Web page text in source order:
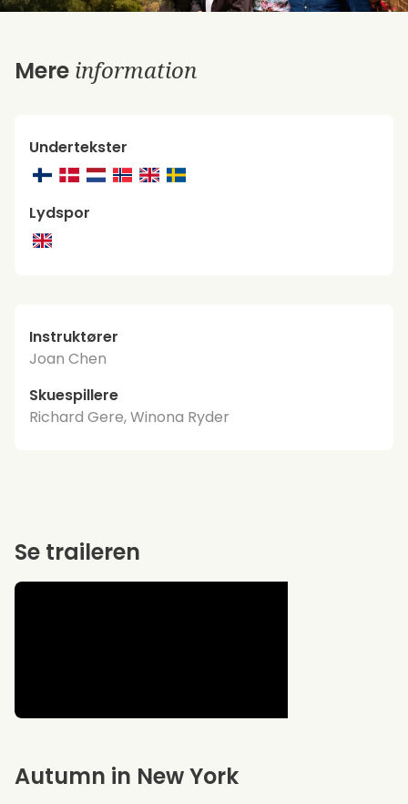
Mere information
Undertekster
Lydspor
Instruktører
Joan Chen
Skuespillere
Richard Gere, Winona Ryder
Autumn in New York
Se traileren